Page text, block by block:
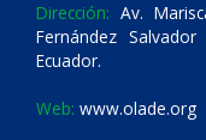
Dirección: Av.
Fernández
Ecuador.
Web: www.olade.org